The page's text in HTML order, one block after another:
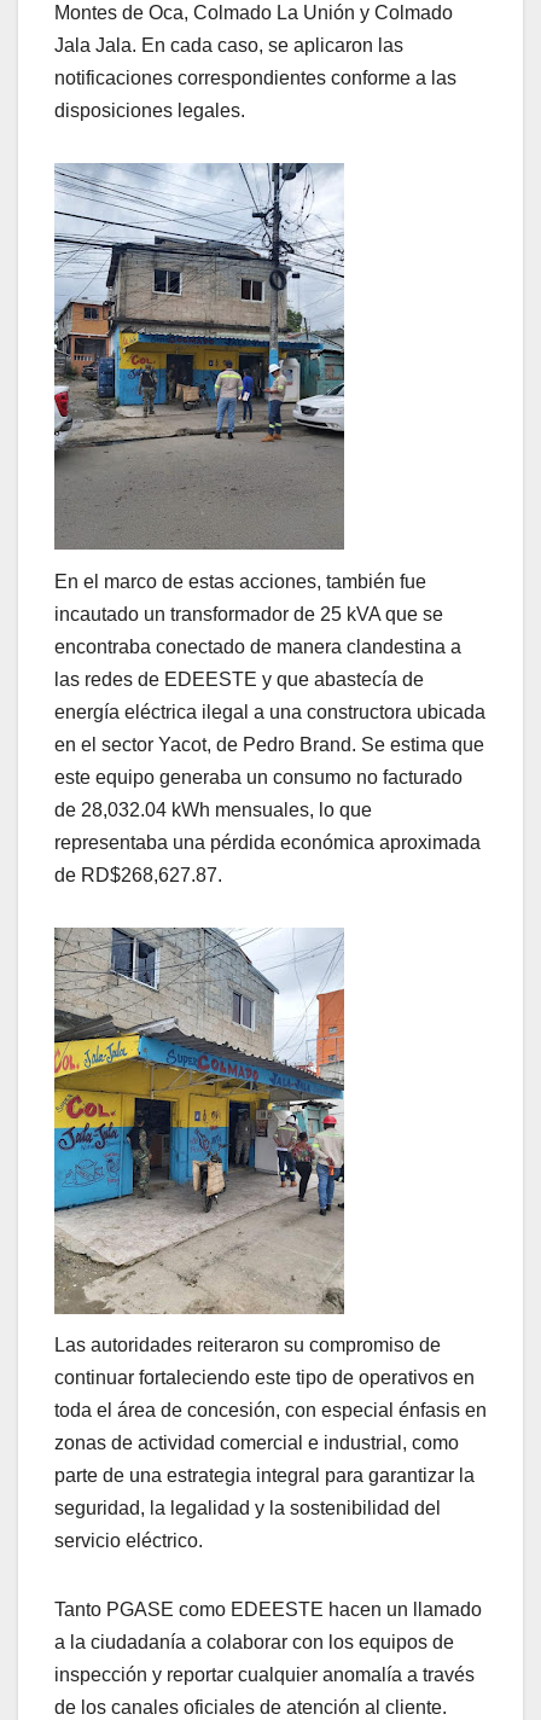
Montes de Oca, Colmado La Unión y Colmado
Jala Jala. En cada caso, se aplicaron las
notificaciones correspondientes conforme a las
disposiciones legales.
En el marco de estas acciones, también fue
incautado un transformador de 25 kVA que se
encontraba conectado de manera clandestina a
las redes de EDEESTE y que abastecía de
energía eléctrica ilegal a una constructora ubicada
en el sector Yacot, de Pedro Brand. Se estima que
este equipo generaba un consumo no facturado
de 28,032.04 kWh mensuales, lo que
representaba una pérdida económica aproximada
de RD$268,627.87.
Las autoridades reiteraron su compromiso de
continuar fortaleciendo este tipo de operativos en
toda el área de concesión, con especial énfasis en
zonas de actividad comercial e industrial, como
parte de una estrategia integral para garantizar la
seguridad, la legalidad y la sostenibilidad del
servicio eléctrico.
Tanto PGASE como EDEESTE hacen un llamado
a la ciudadanía a colaborar con los equipos de
inspección y reportar cualquier anomalía a través
de los canales oficiales de atención al cliente.